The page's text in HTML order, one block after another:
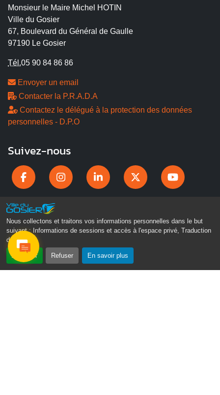
Nous collectons et traitons vos informations personnelles dans le but
suivant :
Informations de sessions et accès à l'espace privé, Traduction
des pages .
Accepter Refuser En savoir plus
Monsieur le Maire Michel HOTIN
Ville du Gosier
67, Boulevard du Général de Gaulle
97190 Le Gosier
Tél.05 90 84 86 86
Envoyer un email
Contacter la P.R.A.D.A
Contactez le délégué à la protection des données
personnelles - D.P.O
Suivez-nous